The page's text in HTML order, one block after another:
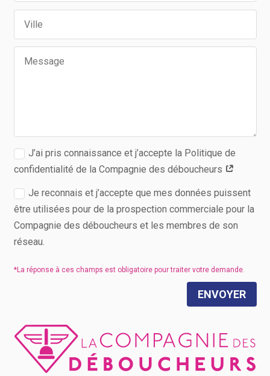
J’ai pris connaissance et j’accepte la Politique de
confidentialité de la Compagnie des déboucheurs
Je reconnais et j’accepte que mes données puissent
être utilisées pour de la prospection commerciale pour la
Compagnie des déboucheurs et les membres de son
réseau.
ENVOYER